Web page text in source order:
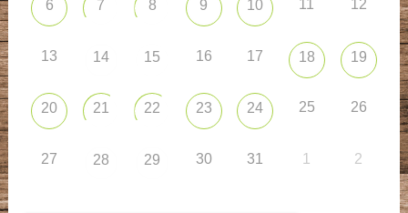
6 7 8 9 10 11 12
13 14 15 16 17 18 19
20 21 22 23 24 25 26
27 28 29 30 31 1 2